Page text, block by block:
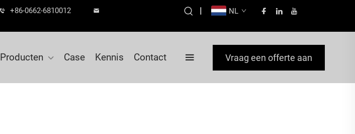
+86-0662-6810012
| NL
Producten Case Kennis Contact Vraag een offerte aan